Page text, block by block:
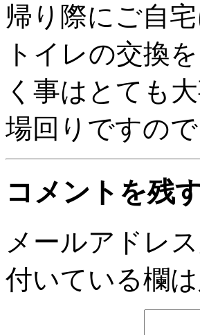
帰り際にご自
トイレの交換
く事はとても
場回りですの
コメントを残
メールアドレ
付いている欄